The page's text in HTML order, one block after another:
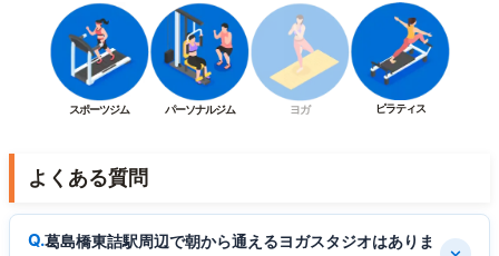
スポーツジム パーソナルジム ヨガ ピラティス
よくある質問
葛島橋東詰駅周辺で朝から通えるヨガスタジオはありま